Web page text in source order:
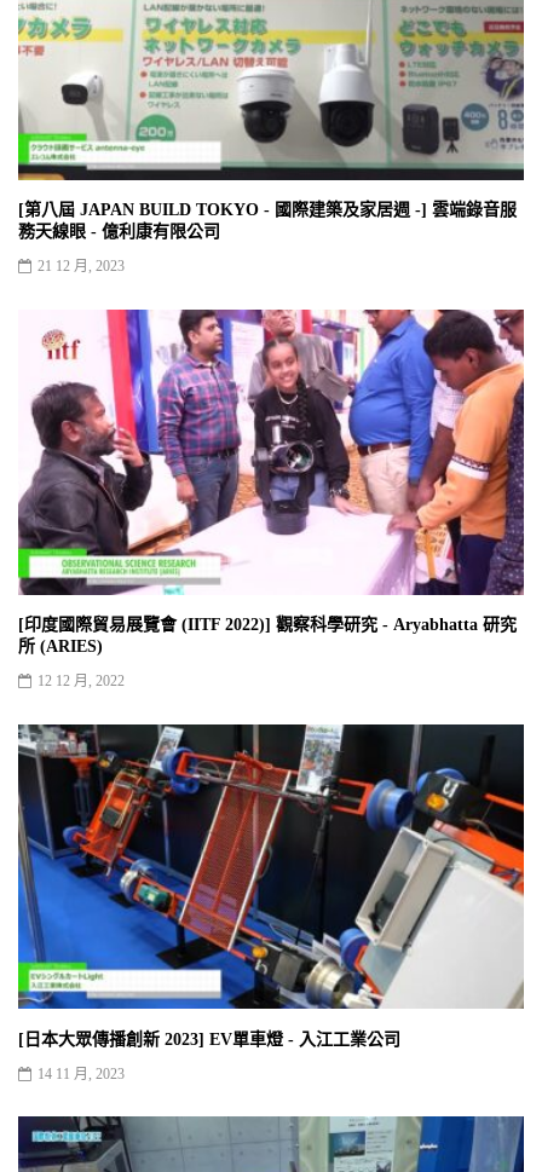
[第八屆 JAPAN BUILD TOKYO - 國際建築及家居週 -] 雲端錄音服
務天線眼 - 億利康有限公司
21 12 月, 2023
[印度國際貿易展覽會 (IITF 2022)] 觀察科學研究 - Aryabhatta 研究
所 (ARIES)
12 12 月, 2022
[日本大眾傳播創新 2023] EV單車燈 - 入江工業公司
14 11 月, 2023